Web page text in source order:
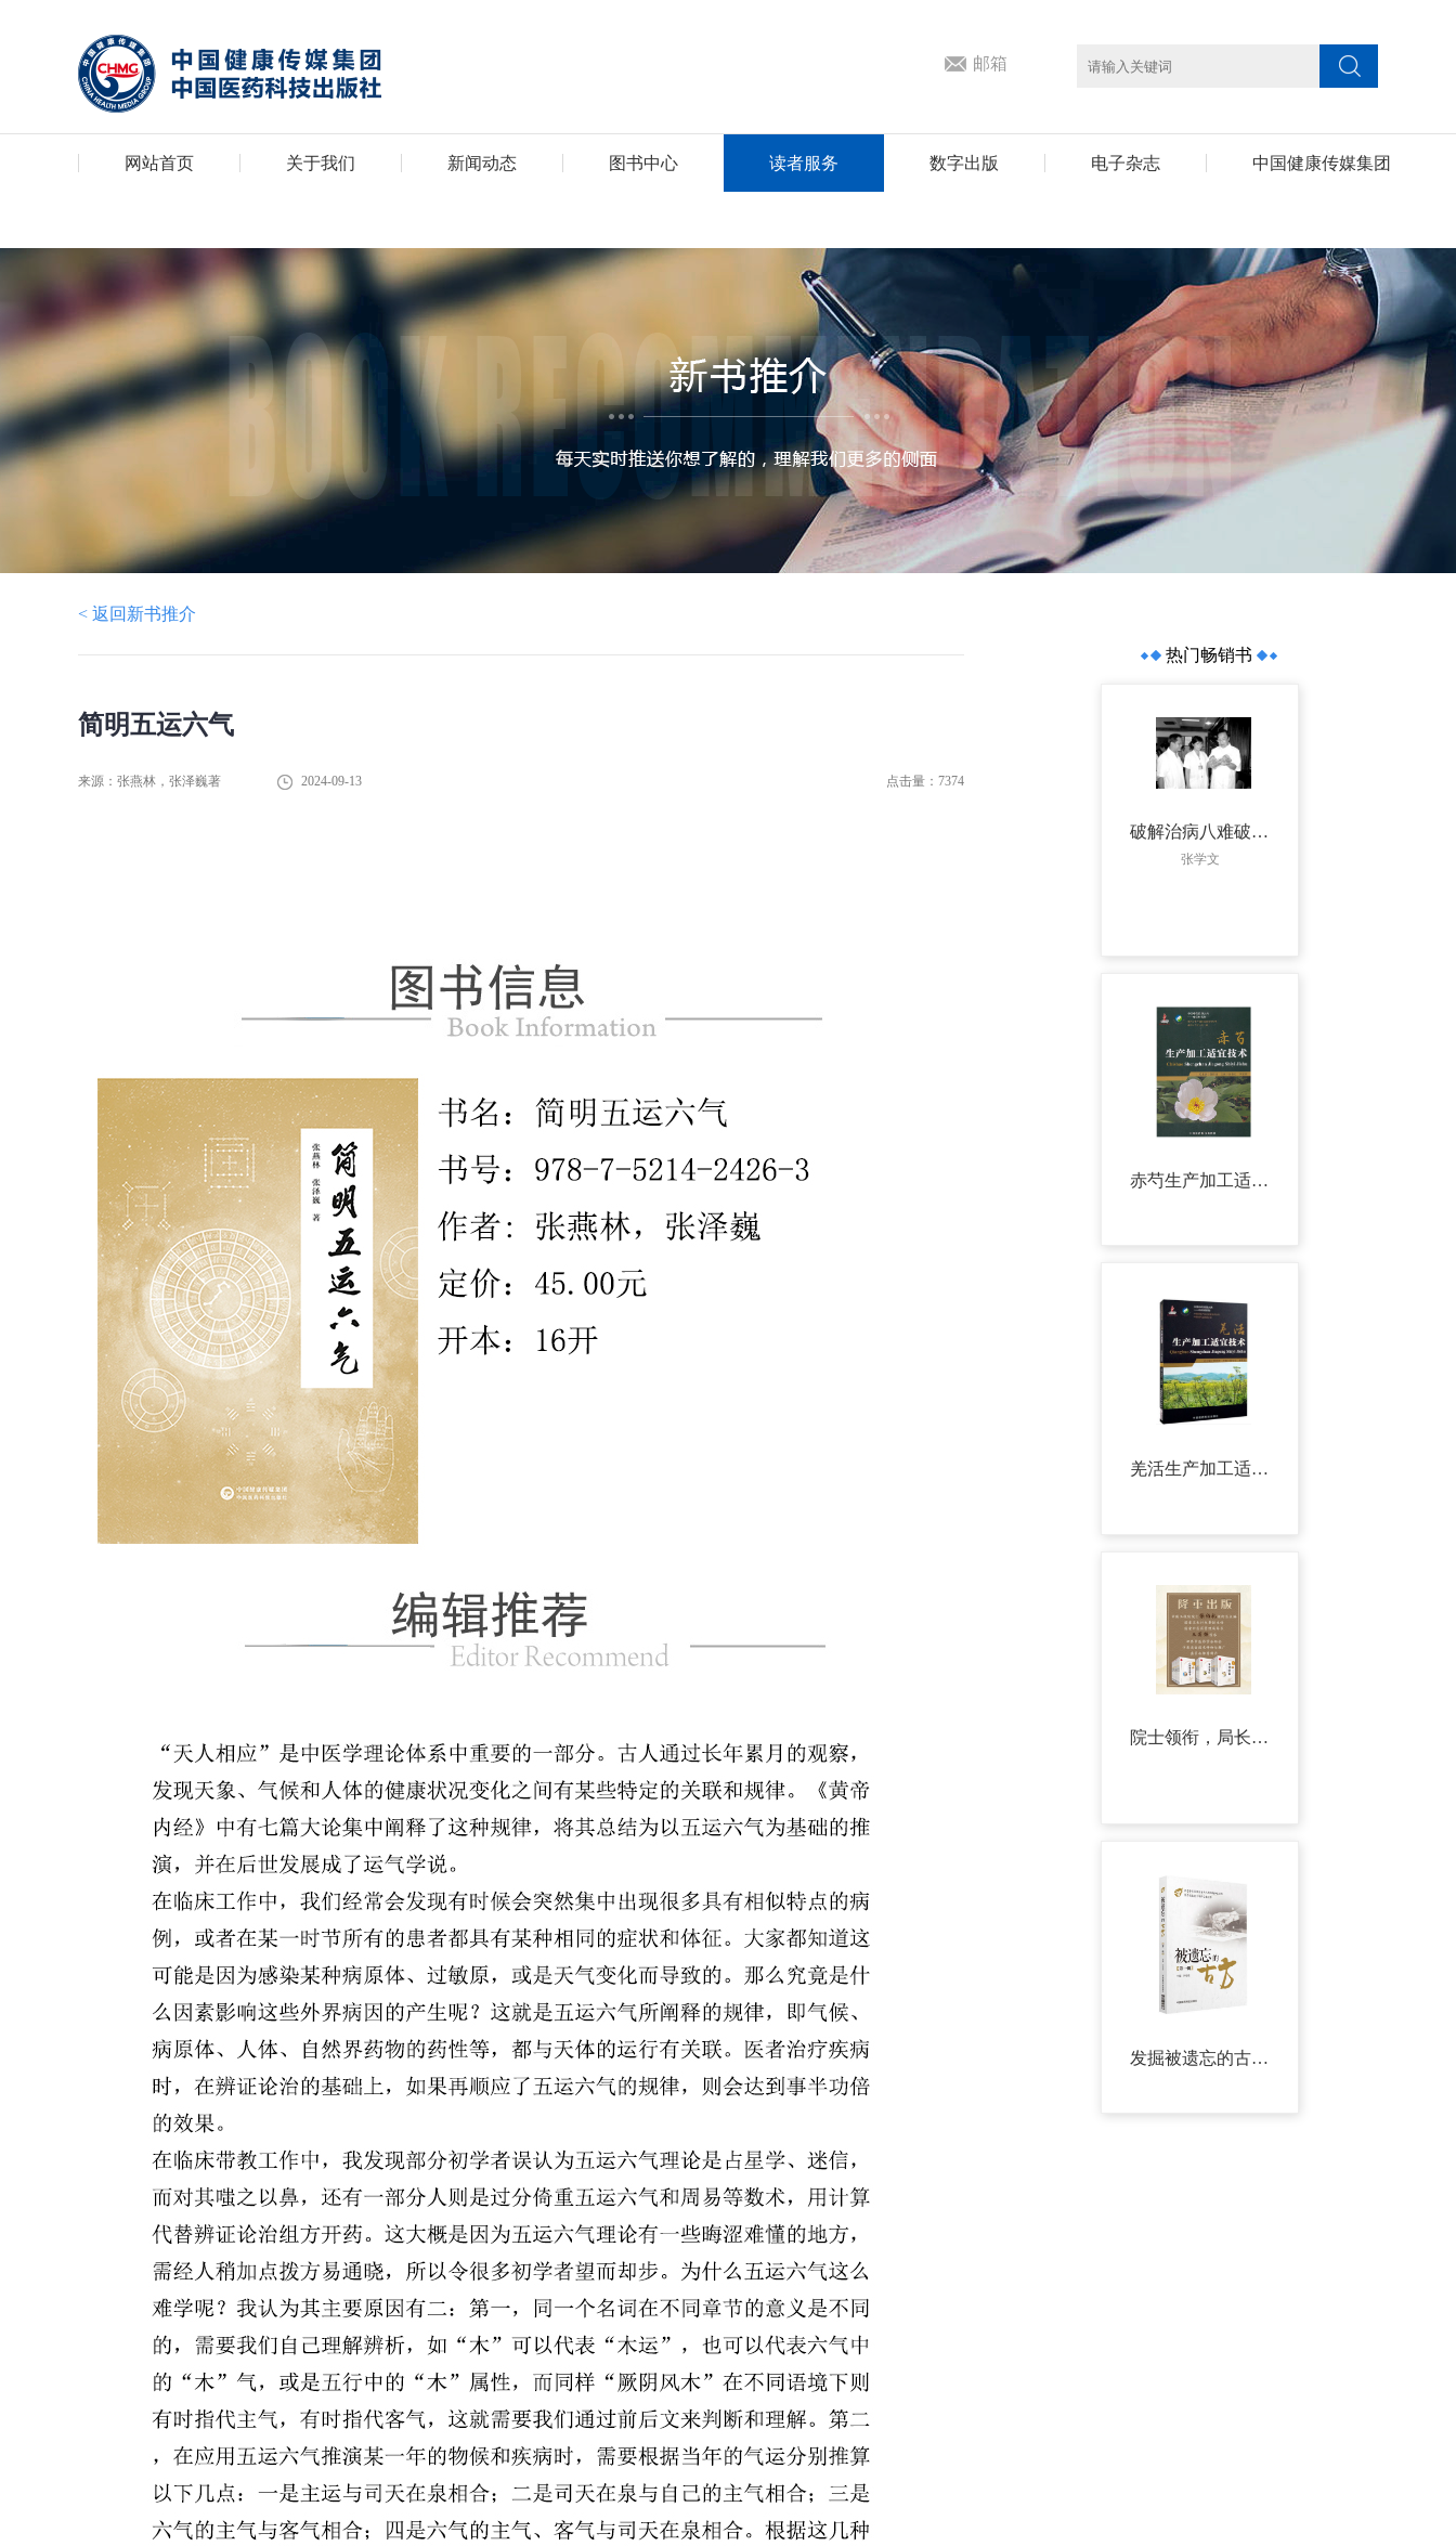
邮箱
网站首页 关于我们 新闻动态 图书中心 读者服务 数字出版 电子杂志 中国健康传媒集团
< 返回新书推介
简明五运六气
来源：张燕林，张泽巍著 点击量：7374
2024-09-13
热门畅销书
破解治病八难破解治病八难——疑难病疑难原因探源
张学文
赤芍生产加工适宜技术——欹红醉浓露，窈窕留馀春
羌活生产加工适宜技术——神奇的“胡王使者”
院士领衔，局长作序，《中医适宜技术操作入门丛书》正式出版
发掘被遗忘的古方 | 治疗偏头痛覆杯而愈的散偏汤